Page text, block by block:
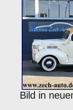
Bild in